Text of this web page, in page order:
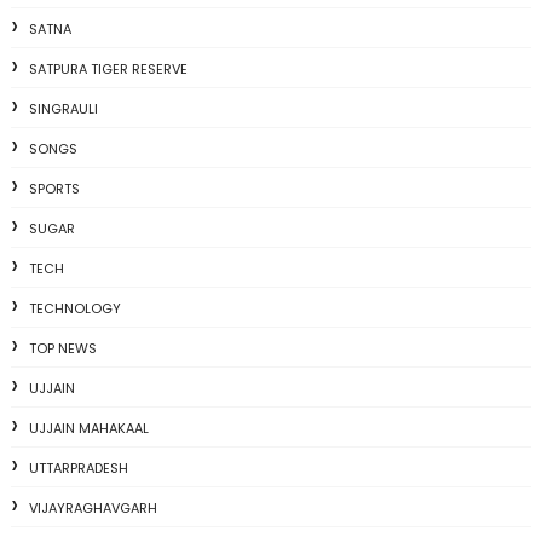
SATNA
SATPURA TIGER RESERVE
SINGRAULI
SONGS
SPORTS
SUGAR
TECH
TECHNOLOGY
TOP NEWS
UJJAIN
UJJAIN MAHAKAAL
UTTARPRADESH
VIJAYRAGHAVGARH